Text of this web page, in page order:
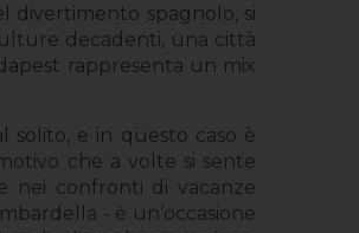
divertimento spagnolo, si
decadenti, una città
rappresenta un mix
solito, e in questo caso è
che a volte si sente
nei confronti di vacanze
- è un’occasione